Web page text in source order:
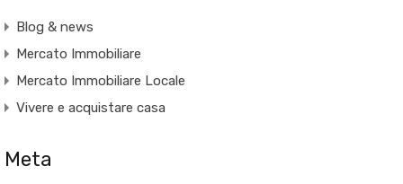
Blog & news
Mercato Immobiliare
Mercato Immobiliare Locale
Vivere e acquistare casa
Meta